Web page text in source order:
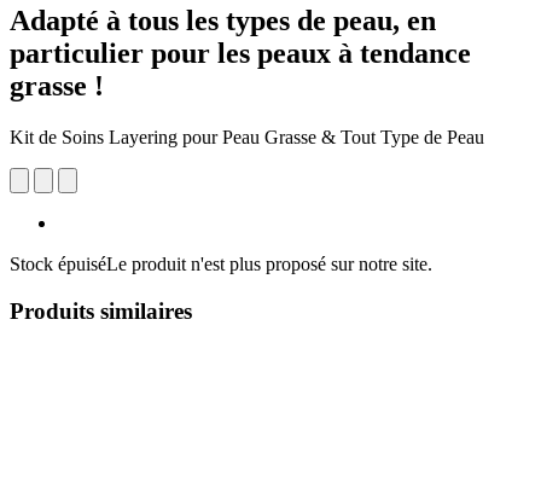
Adapté à tous les types de peau, en
particulier pour les peaux à tendance
grasse !
Kit de Soins Layering pour Peau Grasse & Tout Type de Peau
Stock épuiséLe produit n'est plus proposé sur notre site.
Produits similaires